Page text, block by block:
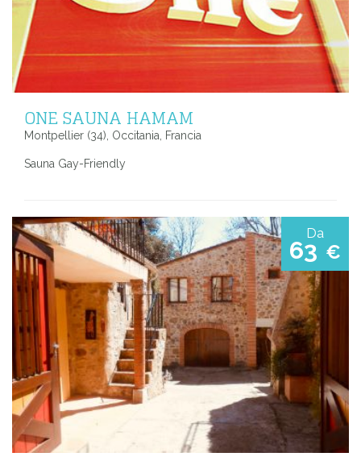
ONE SAUNA HAMAM
Montpellier (34), Occitania, Francia
Sauna Gay-Friendly
Da
63 €